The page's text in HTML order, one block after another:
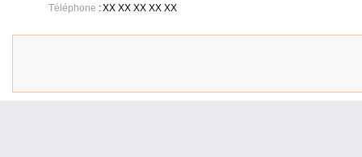
Téléphone :XX XX XX XX XX